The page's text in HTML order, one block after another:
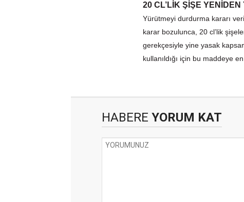
20 CL’LİK ŞİŞE YENİDEN
Yürütmeyi durdurma kararı
karar bozulunca, 20 cl’lik
gerekçesiyle yine yasak
kullanıldığı için bu maddeye
HABERE YORUM KAT